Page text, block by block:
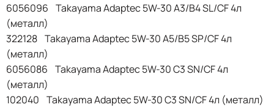
6056096 Takayama Adaptec 5W-30 A3/B4 SL/CF 4л
(металл)
322128 Takayama Adaptec 5W-30 A5/B5 SP/CF 4л
(металл)
6056086 Takayama Adaptec 5W-30 C3 SN/CF 4л
(металл)
102040 Takayama Adaptec 5W-30 C3 SN/CF 4л (металл)